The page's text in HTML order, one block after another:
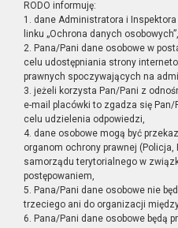
RODO informuję:
1. dane Administratora i
linku „Ochrona danych osobowych”,
2. Pana/Pani dane osobowe w
celu udostępniania strony
prawnych spoczywających na
3. jeżeli korzysta Pan/Pani z
e-mail placówki to zgadza się
celu udzielenia odpowiedzi,
4. dane osobowe mogą być
organom ochrony prawnej (Policja,
samorządu terytorialnego w
postępowaniem,
5. Pana/Pani dane osobowe nie
trzeciego ani do organizacji
6. Pana/Pani dane osobowe będą